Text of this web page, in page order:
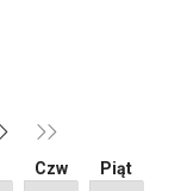
Czw Piąt